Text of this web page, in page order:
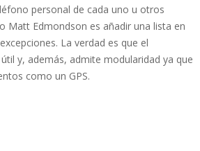
personal de cada uno u otros
Matt Edmondson es añadir una lista en
La verdad es que el
y, además, admite modularidad ya que
como un GPS.